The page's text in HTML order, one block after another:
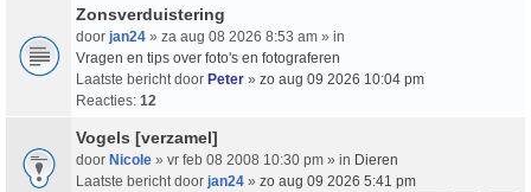
Zonsverduistering
door jan24 » za aug 08 2026 8:53 am » in
Vragen en tips over foto's en fotograferen
Laatste bericht door Peter » zo aug 09 2026 10:04 pm
Reacties: 12
Vogels [verzamel]
door Nicole » vr feb 08 2008 10:30 pm » in Dieren
Laatste bericht door jan24 » zo aug 09 2026 5:41 pm